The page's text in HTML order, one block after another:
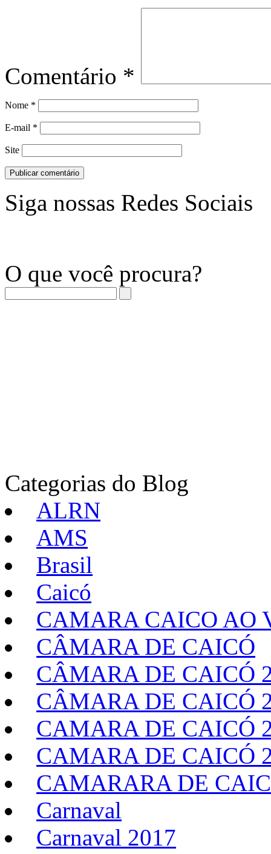
Comentário *
Nome *
E-mail *
Site
Siga nossas Redes Sociais
O que você procura?
Categorias do Blog
ALRN
AMS
Brasil
Caicó
CAMARA CAICO AO
CÂMARA DE CAICÓ
CÂMARA DE CAICÓ
CÂMARA DE CAICÓ
CAMARA DE CAICÓ
CAMARA DE CAICÓ
CAMARARA DE
Carnaval
Carnaval 2017